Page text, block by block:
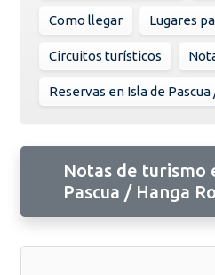
Como llegar Lugares
Circuitos turísticos
Reservas en Isla de Pascua
Notas de turismo
Pascua / Hanga